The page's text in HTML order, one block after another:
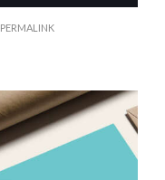
PERMALINK